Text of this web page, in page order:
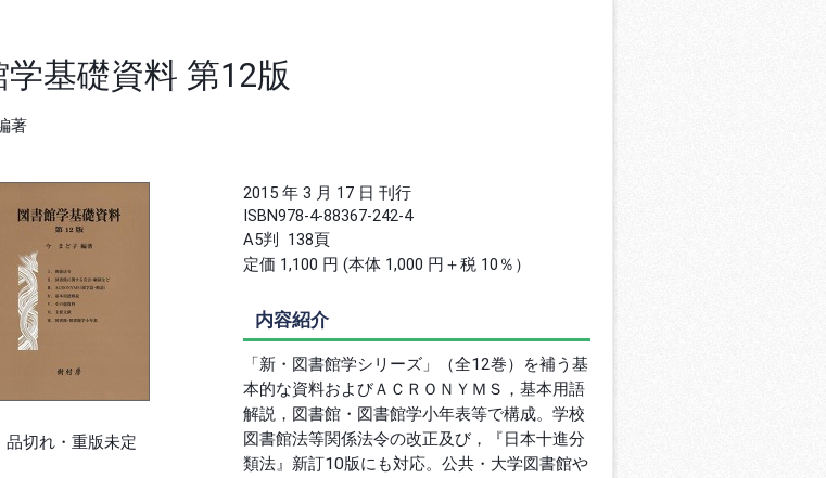
学基礎資料 第12版
著
品切れ・重版未定
2015 年 3 月 17 日 刊行
ISBN978-4-88367-242-4
A5判 138頁
定価 1,100 円 (本体 1,000 円＋税 10％）
内容紹介
「新・図書館学シリーズ」（全12巻）を補う基
本的な資料およびＡＣＲＯＮＹＭＳ，基本用語
解説，図書館・図書館学小年表等で構成。学校
図書館法等関係法令の改正及び，『日本十進分
類法』新訂10版にも対応。公共・大学図書館や